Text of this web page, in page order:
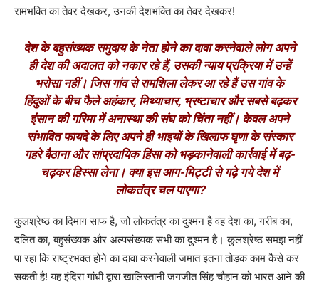
रामभक्ति का तेवर देखकर, उनकी देशभक्ति का तेवर देखकर!
देश के बहुसंख्यक समुदाय के नेता होने का दावा करनेवाले लोग अपने
ही देश की अदालत को नकार रहे हैं, उसकी न्याय प्रक्रिया में उन्हें
भरोसा नहीं। जिस गांव से रामशिला लेकर आ रहे हैं उस गांव के
हिंदुओं के बीच फैले अहंकार, मिथ्याचार, भ्रष्टाचार और सबसे बढ़कर
इंसान की गरिमा में अनास्था की संघ को चिंता नहीं। केवल अपने
संभावित फायदे के लिए अपने ही भाइयों के खिलाफ घृणा के संस्कार
गहरे बैठाना और सांप्रदायिक हिंसा को भड़कानेवाली कार्रवाई में बढ़-
चढ़कर हिस्सा लेना। क्या इस आग-मिट्टी से गढ़े गये देश में
लोकतंत्र चल पाएगा?
कुलश्रेष्ठ का दिमाग साफ है, जो लोकतंत्र का दुश्मन है वह देश का, गरीब का,
दलित का, बहुसंख्यक और अल्पसंख्यक सभी का दुश्मन है। कुलश्रेष्ठ समझ नहीं
पा रहा कि राष्ट्रभक्त होने का दावा करनेवाली जमात इतना तोड़क काम कैसे कर
सकती है! यह इंदिरा गांधी द्वारा खालिस्तानी जगजीत सिंह चौहान को भारत आने की